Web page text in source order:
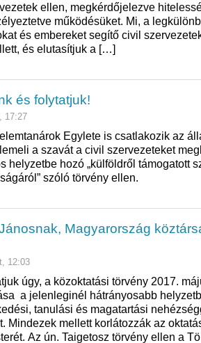
ellen, megkérdőjelezve
működésüket. Mi, a
és embereket segítő civil
és elutasítjuk a […]
és folytatjuk!
17:27
Egylete is csatlakozik az
a szavát a civil szervezeteket
helyzetbe hozó „külföldről támogatott
szóló törvény ellen.
Magyarország
12:03
úgy, a közoktatási törvény 2017.
a jelenleginél hátrányosabb
tanulási és magatartási
Mindezek mellett korlátozzák az
Az ún. Taigetosz törvény ellen a